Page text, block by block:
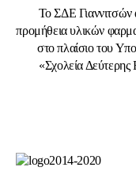
Το ΣΔΕ Γιαννιτσών
προμήθεια υλικών
στο πλαίσιο του
«Σχολεία